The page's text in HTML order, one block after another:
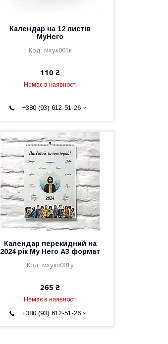
Календар на 12 листів
MyHero
мхук001к
110 ₴
Немає в наявності
+380 (93) 612-51-26
Календар перекидний на
2024 рік My Hero А3 формат
мхукп001у
265 ₴
Немає в наявності
+380 (93) 612-51-26